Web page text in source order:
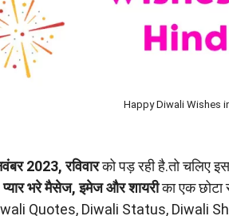
Happy Diwali Wishes
2023, रविवारको पड़ रही है.तो चलिए
भरे मैसेज, इमेज और शायरीका एक छोटा
Quotes, Diwali Status, Diwali